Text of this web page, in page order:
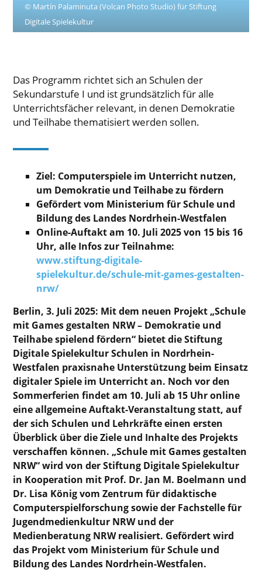
© Martín Palaminuta (Volcan Photo Studio) für Stiftung
Digitale Spielekultur
Das Programm richtet sich an Schulen der
Sekundarstufe I und ist grundsätzlich für alle
Unterrichtsfächer relevant, in denen Demokratie
und Teilhabe thematisiert werden sollen.
Ziel: Computerspiele im Unterricht nutzen,
um Demokratie und Teilhabe zu fördern
Gefördert vom Ministerium für Schule und
Bildung des Landes Nordrhein-Westfalen
Online-Auftakt am 10. Juli 2025 von 15 bis 16
Uhr, alle Infos zur Teilnahme:
www.stiftung-digitale-
spielekultur.de/schule-mit-games-gestalten-
nrw/
Berlin, 3. Juli 2025: Mit dem neuen Projekt „Schule
mit Games gestalten NRW – Demokratie und
Teilhabe spielend fördern“ bietet die Stiftung
Digitale Spielekultur Schulen in Nordrhein-
Westfalen praxisnahe Unterstützung beim Einsatz
digitaler Spiele im Unterricht an. Noch vor den
Sommerferien findet am 10. Juli ab 15 Uhr online
eine allgemeine Auftakt-Veranstaltung statt, auf
der sich Schulen und Lehrkräfte einen ersten
Überblick über die Ziele und Inhalte des Projekts
verschaffen können. „Schule mit Games gestalten
NRW“ wird von der Stiftung Digitale Spielekultur
in Kooperation mit Prof. Dr. Jan M. Boelmann und
Dr. Lisa König vom Zentrum für didaktische
Computerspielforschung sowie der Fachstelle für
Jugendmedienkultur NRW und der
Medienberatung NRW realisiert. Gefördert wird
das Projekt vom Ministerium für Schule und
Bildung des Landes Nordrhein-Westfalen.